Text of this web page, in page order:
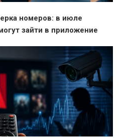
номеров: в июле
зайти в приложение